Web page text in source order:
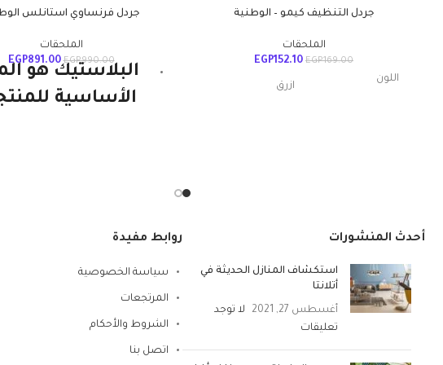
جردل التنظيف كيمو – الوطنية
الملحقات
EGP169.00
EGP152.10
اللون
ازرق
شكل السلعة
جردل فرنساوي استانلس
الملحقات
EGP990.00
EGP891.00
البلاستيك هو
الأساسية
المكون
وهي بلاستيك
وصحي. يمتص
أحدث المنشورات
استكشاف المنازل الحديثة في
أتلانتا
أغسطس 27, 2021
لا توجد
تعليقات
روابط مفيدة
سياسة الخصوصية
المرتجعات
الشروط والأحكام
اتصل بنا